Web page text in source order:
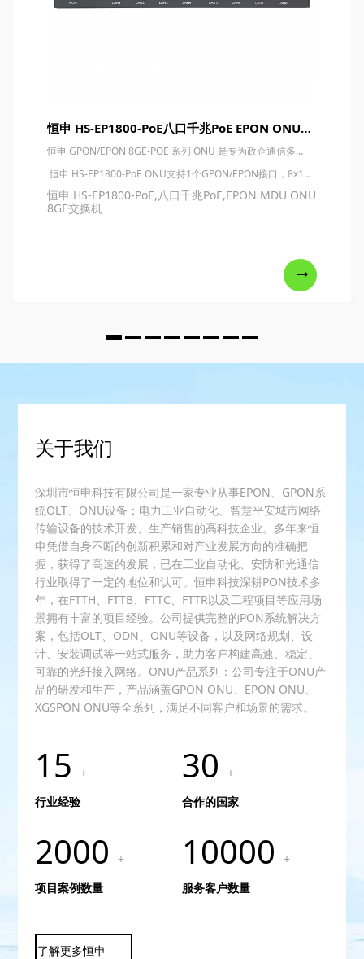
恒申 HS-EP1800-PoE八口千兆PoE EPON ONU交换机 8GE MDU
恒申 GPON/EPON 8GE-POE 系列 ONU 是专为政企通信多业务融合网络设计的8口千兆智能EPON终端产品。该产品遵循ITU-T G.984.x标准，IEEE 802.3ah和CTC OAM 2.0、2.1/3.0等标准，确保了卓越的互通性和操作性，同时与华为、中兴、烽火、贝尔等主流OLT厂商设备兼容。采用成熟技术与开放网络标准开发，准工业化设计，适应极端温差环境，具备抗电磁干扰、抗震防抖能力，满足不同工作环境需求，为通信接入提供高效、可靠、快捷的解决方案。
​ ​恒申 HS-EP1800-PoE ONU支持1个GPON/EPON接口，8x10/100/1000Mbps RJ45电口（PoE/PoE+）。采用模块化设计，支持多种定制需求，确保安全可靠，体积小巧，功耗低。电源支持DC12V（PoE 48~57V DC），全面覆盖接入配电网环境对设备电源的要求。
恒申 HS-EP1800-PoE,八口千兆PoE,EPON MDU ONU
8GE交换机
关于我们
深圳市恒申科技有限公司是一家专业从事EPON、GPON系
统OLT、ONU设备；电力工业自动化、智慧平安城市网络
传输设备的技术开发、生产销售的高科技企业。多年来恒
申凭借自身不断的创新积累和对产业发展方向的准确把
握，获得了高速的发展，已在工业自动化、安防和光通信
行业取得了一定的地位和认可。恒申科技深耕PON技术多
年，在FTTH、FTTB、FTTC、FTTR以及工程项目等应用场
景拥有丰富的项目经验。公司提供完整的PON系统解决方
案，包括OLT、ODN、ONU等设备，以及网络规划、设
计、安装调试等一站式服务，助力客户构建高速、稳定、
可靠的光纤接入网络。ONU产品系列：公司专注于ONU产
品的研发和生产，产品涵盖GPON ONU、EPON ONU、
XGSPON ONU等全系列，满足不同客户和场景的需求。
15
+
行业经验
30
+
合作的国家
2000
+
项目案例数量
10000
+
服务客户数量
了解更多恒申